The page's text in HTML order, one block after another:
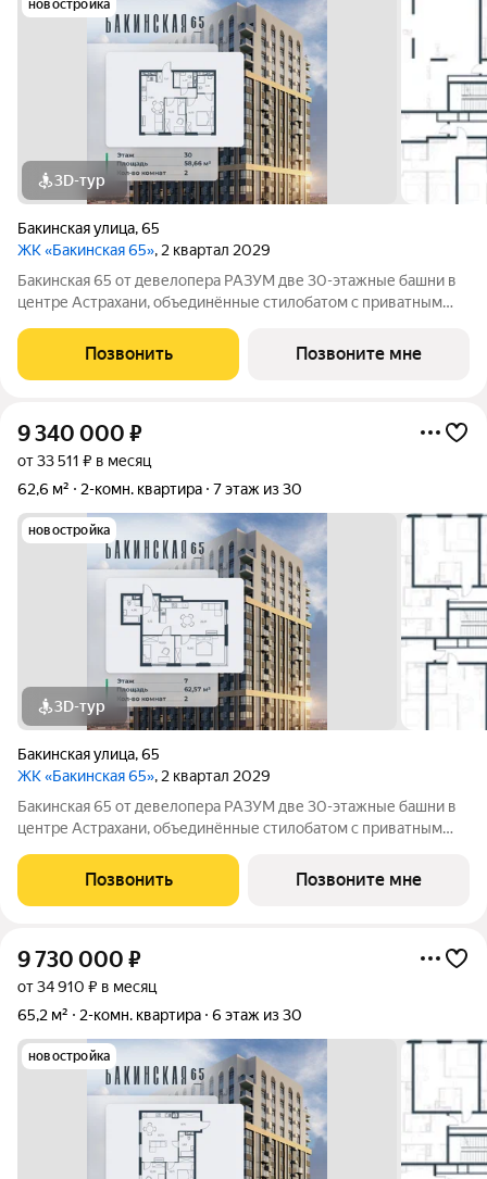
новостройка
3D-тур
Бакинская улица,65
ЖК «Бакинская 65», 2 квартал 2029
Бакинская 65 от девелопера РАЗУМ две 30-этажные башни в
центре Астрахани, объединённые стилобатом с приватным
доступности находятся лучшие школы, гимназии и детские
Позвонить Позвоните мне
9 340 000 ₽
от 33 511 ₽ в месяц
62,6 м²
2-комн. квартира 7 этаж из 30
новостройка
3D-тур
Бакинская улица,65
ЖК «Бакинская 65», 2 квартал 2029
Бакинская 65 от девелопера РАЗУМ две 30-этажные башни в
центре Астрахани, объединённые стилобатом с приватным
доступности находятся лучшие школы, гимназии и детские
Позвонить Позвоните мне
9 730 000 ₽
от 34 910 ₽ в месяц
65,2 м²
2-комн. квартира 6 этаж из 30
новостройка